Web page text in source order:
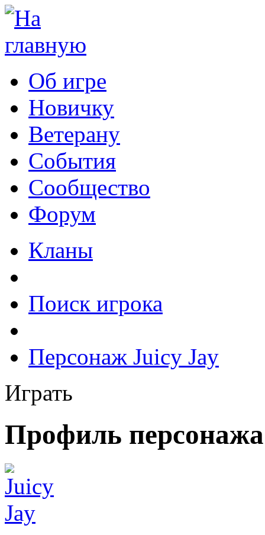
Об игре
Новичку
Ветерану
События
Сообщество
Форум
Кланы
Поиск игрока
Персонаж Juicy Jay
Играть
Профиль